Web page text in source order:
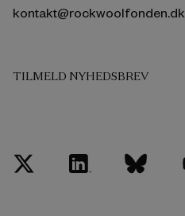
kontakt@rockwoolfonden.dk
TILMELD NYHEDSBREV